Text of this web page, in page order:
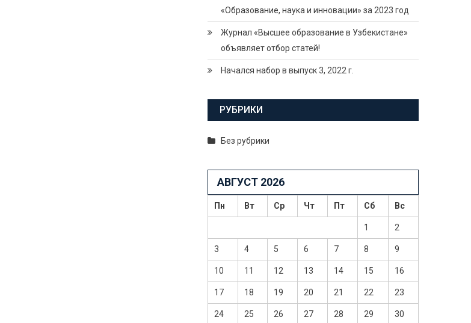
«Образование, наука и инновации» за 2023 год
Журнал «Высшее образование в Узбекистане»
объявляет отбор статей!
Начался набор в выпуск 3, 2022 г.
РУБРИКИ
Без рубрики
АВГУСТ 2026
Пн Вт Ср Чт Пт Сб Вс
1 2
3 4 5 6 7 8 9
10 11 12 13 14 15 16
17 18 19 20 21 22 23
24 25 26 27 28 29 30